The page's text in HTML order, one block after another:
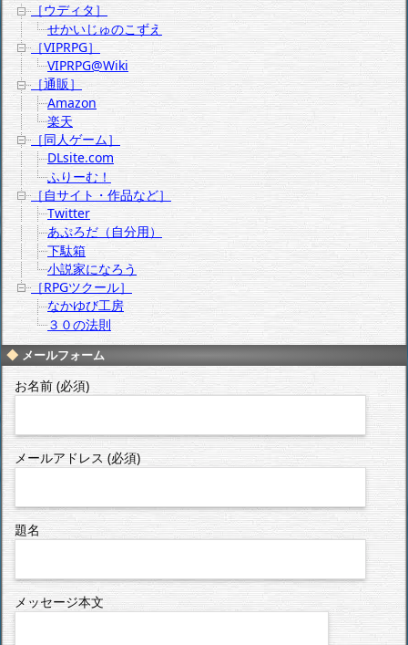
［ウディタ］
せかいじゅのこずえ
［VIPRPG］
VIPRPG@Wiki
［通販］
Amazon
楽天
［同人ゲーム］
DLsite.com
ふりーむ！
［自サイト・作品など］
Twitter
あぷろだ（自分用）
下駄箱
小説家になろう
［RPGツクール］
なかゆび工房
３０の法則
メールフォーム
お名前 (必須)
メールアドレス (必須)
題名
メッセージ本文